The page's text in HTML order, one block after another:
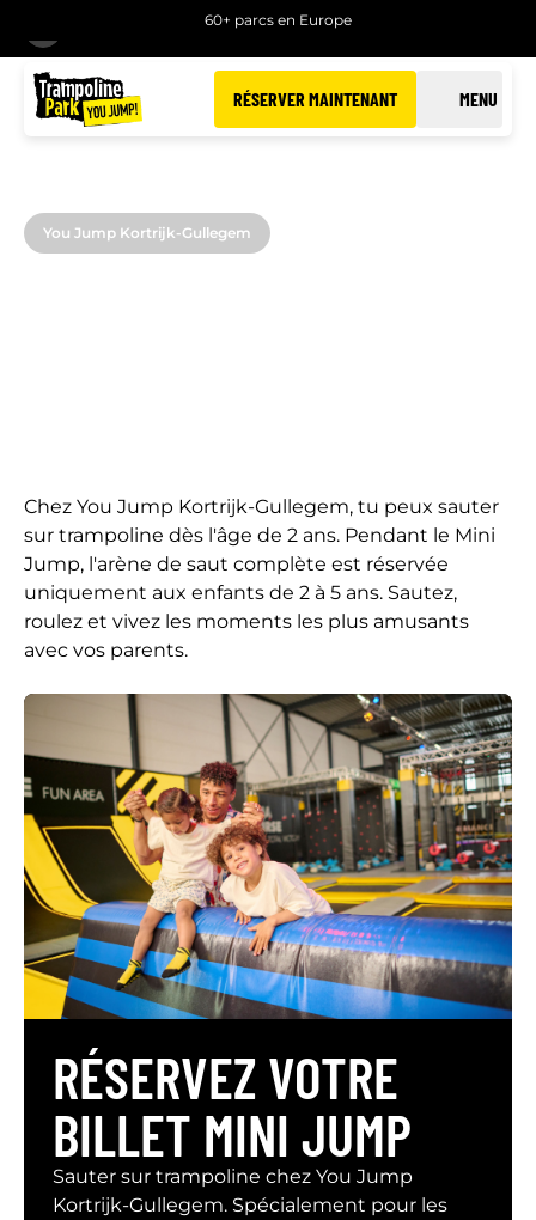
60+ parcs en Europe
RÉSERVER MAINTENANT MENU
You Jump Kortrijk-Gullegem
Chez You Jump Kortrijk-Gullegem, tu peux sauter
sur trampoline dès l'âge de 2 ans. Pendant le Mini
Jump, l'arène de saut complète est réservée
uniquement aux enfants de 2 à 5 ans. Sautez,
roulez et vivez les moments les plus amusants
avec vos parents.
RÉSERVEZ VOTRE
BILLET MINI JUMP
Sauter sur trampoline chez You Jump
Kortrijk-Gullegem. Spécialement pour les